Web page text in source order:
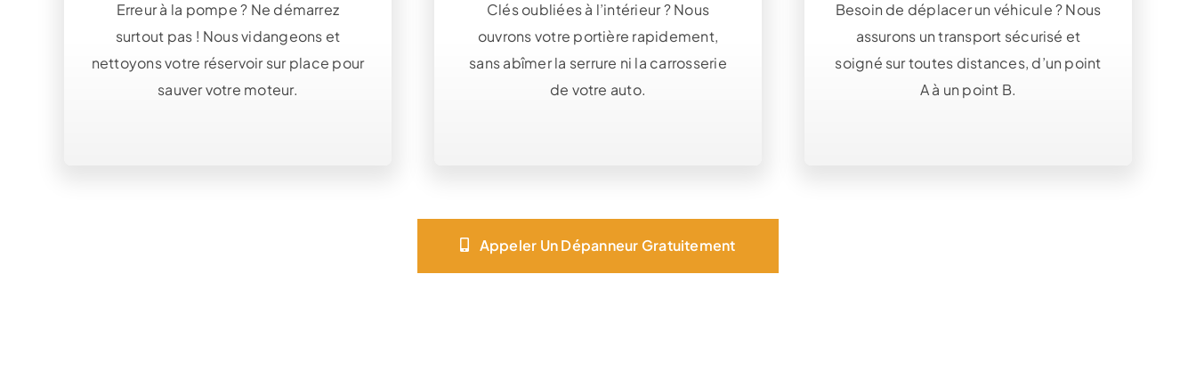
Erreur à la pompe ? Ne démarrez
surtout pas ! Nous vidangeons et
nettoyons votre réservoir sur place pour
sauver votre moteur.
Clés oubliées à l’intérieur ? Nous
ouvrons votre portière rapidement,
sans abîmer la serrure ni la carrosserie
de votre auto.
Besoin de déplacer un véhicule ? Nous
assurons un transport sécurisé et
soigné sur toutes distances, d’un point
A à un point B.
Appeler Un Dépanneur Gratuitement